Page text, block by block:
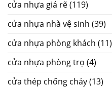
cửa nhựa giá rẽ(119)
cửa nhựa nhà vệ sinh (39)
cửa nhựa phòng khách (11)
cửa nhựa phòng trọ (4)
cửa thép chống cháy(13)